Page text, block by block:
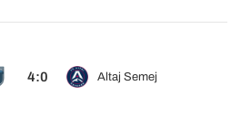
4:0 Altaj Semej